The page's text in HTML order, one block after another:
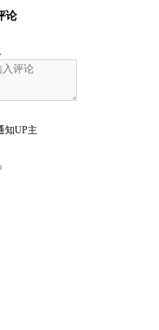
论
知UP主